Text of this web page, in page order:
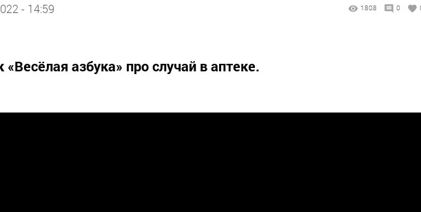
- 14:59 1808 0
азбука» про случай в аптеке.